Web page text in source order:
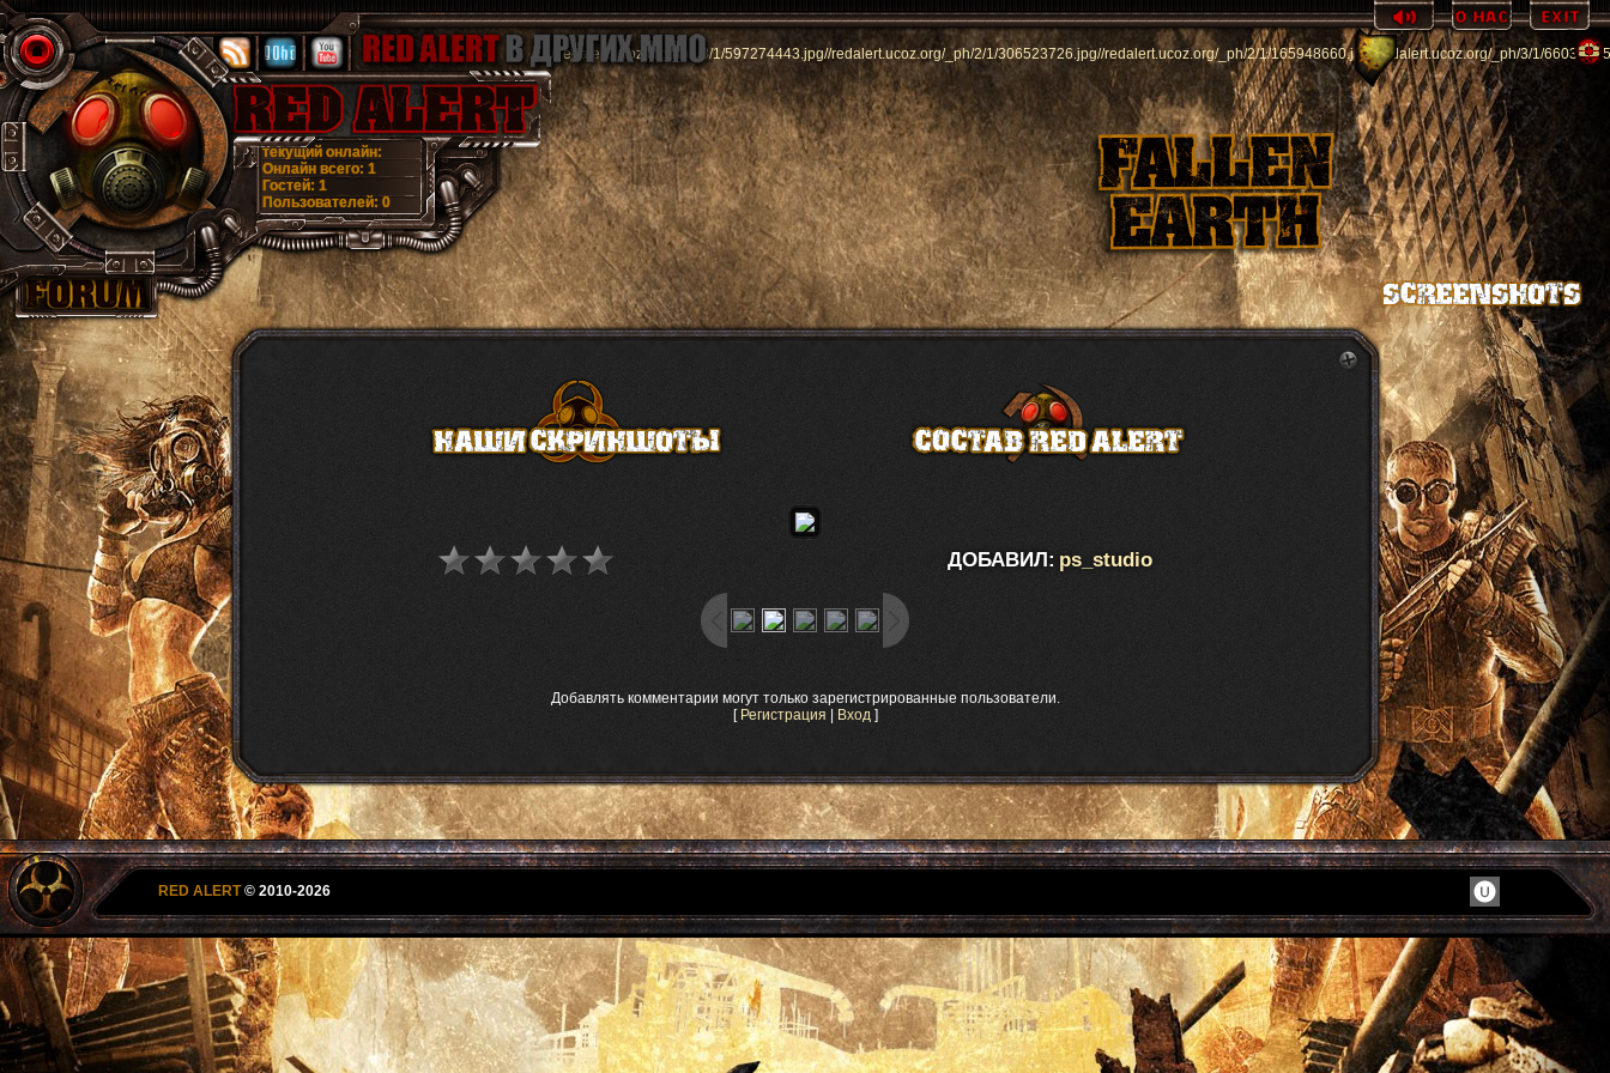
//redalert.ucoz.org/_ph/3/1/597274443.jpg//redalert.ucoz.org/_ph/2/1/306523726.jpg//redalert.ucoz.org/_ph/2/1/165948660.jpg//redalert.ucoz.org/_ph/3/1/
Онлайн всего: 1
Гостей: 1
Пользователей: 0
текущий онлайн:
ДОБАВИЛ: ps_studio
Добавлять комментарии могут только зарегистрированные пользователи.
[ Регистрация Вход]
RED ALERT © 2010-2026